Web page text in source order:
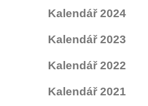
Kalendář 2024
Kalendář 2023
Kalendář 2022
Kalendář 2021